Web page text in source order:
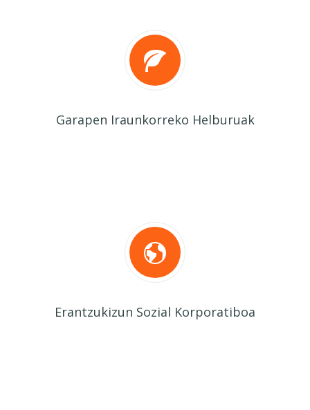
Garapen Iraunkorreko Helburuak
Erantzukizun Sozial Korporatiboa